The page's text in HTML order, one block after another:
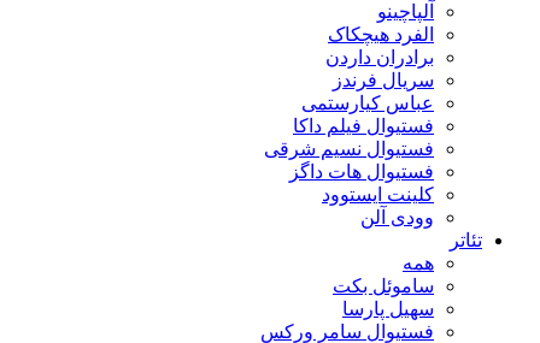
آلپاچینو
الفرد هیچکاک
برادران داردن
سریال فرندز
عباس کیارستمی
فستیوال فیلم داکا
فستیوال نسیم شرقی
فستیوال هات داگز
کلینت ایستوود
وودی آلن
تئاتر
همه
ساموئل بکت
سهیل پارسا
فستیوال سامر ورکس